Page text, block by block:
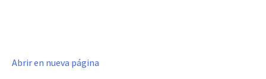
Abrir en nueva página